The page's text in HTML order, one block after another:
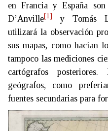
en Francia y España
D’Anville[1]
y Tomás
utilizará la observación
sus mapas, como hacían
tampoco las mediciones
cartógrafos
geógrafos, como
fuentes secundarias para